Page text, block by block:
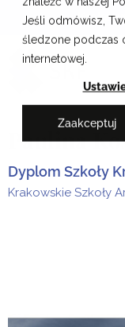
Jeśli odmówisz,
śledzone podczas
internetowej.
Zaakceptuj
Przejdź
treści
Paulina
Dyplom Szkoły
Krakowskie Szkoły